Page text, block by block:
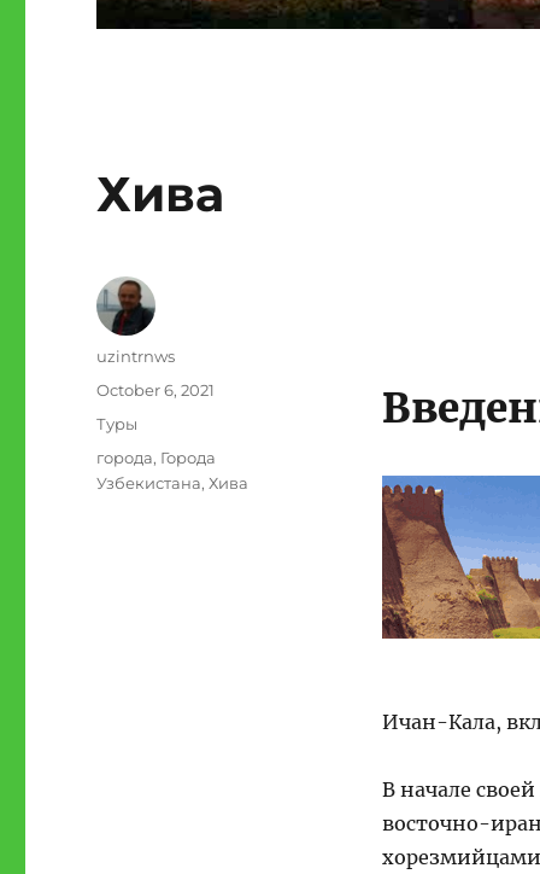
Хива
Ичан-Кала,
В начале
восточно-
Author
uzintrnws
Posted
on
October 6, 2021
Categories
Туры
Tags
города, Города
Узбекистана,Хива